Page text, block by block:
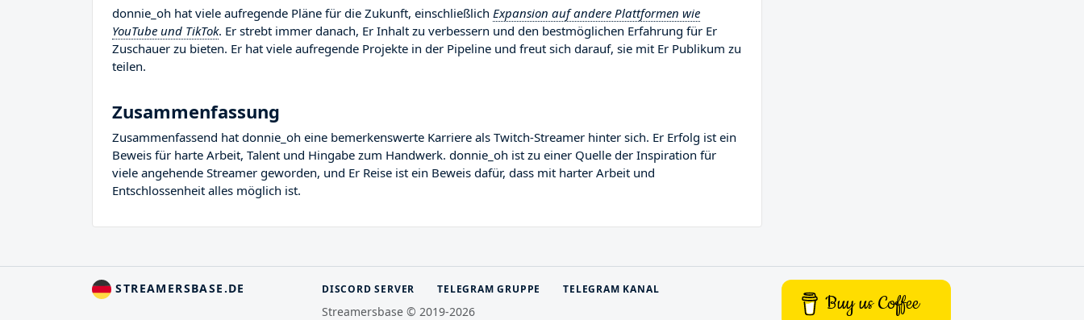
donnie_oh hat viele aufregende Pläne für die Zukunft, einschließlich Expansion auf andere Plattformen wie
YouTube und TikTok. Er strebt immer danach, Er Inhalt zu verbessern und den bestmöglichen Erfahrung für Er
Zuschauer zu bieten. Er hat viele aufregende Projekte in der Pipeline und freut sich darauf, sie mit Er Publikum zu
teilen.
Zusammenfassung
Zusammenfassend hat donnie_oh eine bemerkenswerte Karriere als Twitch-Streamer hinter sich. Er Erfolg ist ein
Beweis für harte Arbeit, Talent und Hingabe zum Handwerk. donnie_oh ist zu einer Quelle der Inspiration für
viele angehende Streamer geworden, und Er Reise ist ein Beweis dafür, dass mit harter Arbeit und
Entschlossenheit alles möglich ist.
STREAMERSBASE.DE DISCORD SERVER TELEGRAM GRUPPE TELEGRAM KANAL
Streamersbase © 2019-2026 Buy us Coffee